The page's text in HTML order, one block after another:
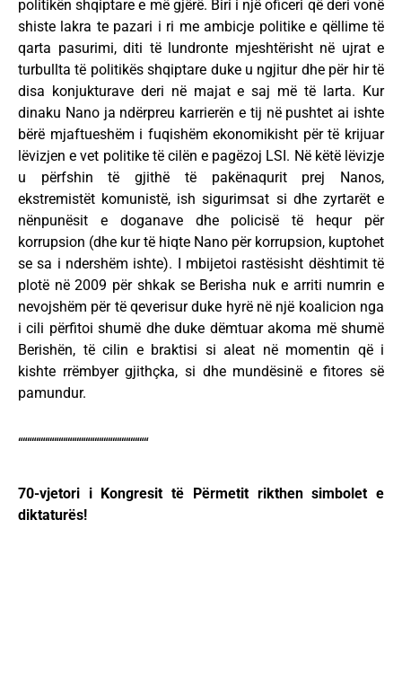
politikën shqiptare e më gjërë. Biri i një oficeri që deri vonë
shiste lakra te pazari i ri me ambicje politike e qëllime të
qarta pasurimi, diti të lundronte mjeshtërisht në ujrat e
turbullta të politikës shqiptare duke u ngjitur dhe për hir të
disa konjukturave deri në majat e saj më të larta. Kur
dinaku Nano ja ndërpreu karrierën e tij në pushtet ai ishte
bërë mjaftueshëm i fuqishëm ekonomikisht për të krijuar
lëvizjen e vet politike të cilën e pagëzoj LSI. Në këtë lëvizje
u përfshin të gjithë të pakënaqurit prej Nanos,
ekstremistët komunistë, ish sigurimsat si dhe zyrtarët e
nënpunësit e doganave dhe policisë të hequr për
korrupsion (dhe kur të hiqte Nano për korrupsion, kuptohet
se sa i ndershëm ishte). I mbijetoi rastësisht dështimit të
plotë në 2009 për shkak se Berisha nuk e arriti numrin e
nevojshëm për të qeverisur duke hyrë në një koalicion nga
i cili përfitoi shumë dhe duke dëmtuar akoma më shumë
Berishën, të cilin e braktisi si aleat në momentin që i
kishte rrëmbyer gjithçka, si dhe mundësinë e fitores së
pamundur.
“““““““““““““““““““““““““““““
70-vjetori i Kongresit të Përmetit rikthen simbolet e
diktaturës!